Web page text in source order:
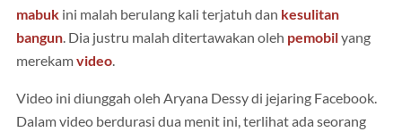
mabuk ini malah berulang kali terjatuh dan kesulitan
bangun. Dia justru malah ditertawakan oleh pemobilyang
merekamvideo.
Video ini diunggah oleh Aryana Dessy di jejaring Facebook.
Dalam video berdurasi dua menit ini, terlihat ada seorang